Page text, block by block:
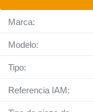
Marca:
Modelo:
Tipo:
Referencia IAM: